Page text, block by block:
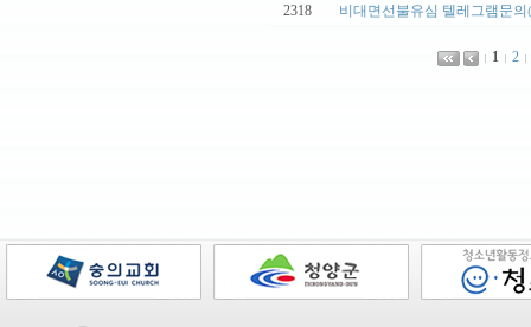
2318
비대면선불유심 텔레그램문의
1 2